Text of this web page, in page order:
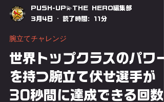
PUSH-UP💫THE HERO編集部
3月4日
読了時間: 11分
腕立てチャレンジ